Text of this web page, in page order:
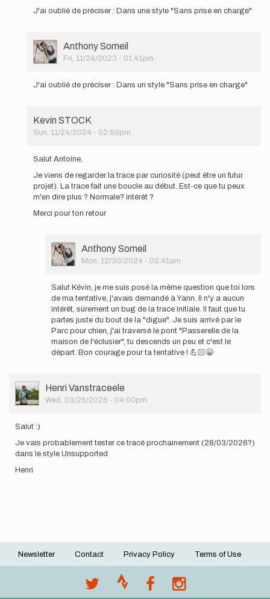
reply
!
Je
vais
ce…
Someil
J'ai oublié de préciser : Dans une style "Sans prise en charge"
User
Picture
Anthony Someil
Fri, 11/24/2023 - 01:41pm
reply
Je
vais
ce…
Anthony
Someil
J'ai oublié de préciser : Dans un style "Sans prise en charge"
Kevin STOCK
Sun, 11/24/2024 - 02:50pm
reply
Salut
!
Je
vais
Anthony
Someil
Salut Antoine,
Je viens de regarder la trace par curiosité (peut être un futur
projet). La trace fait une boucle au début. Est-ce que tu peux
m'en dire plus ? Normale? intérêt ?
Merci pour ton retour
User
Picture
Anthony Someil
Mon, 12/30/2024 - 02:41am
reply
to
Salut
Antoine,
Je
viens
de…
Salut Kévin, je me suis posé la même question que toi lors
de ma tentative, j'avais demandé à Yann. Il n'y a aucun
intérêt, sûrement un bug de la trace initiale. Il faut que tu
partes juste du bout de la "digue". Je suis arrivé par le
Parc pour chien, j'ai traversé le pont "Passerelle de la
maison de l'éclusier", tu descends un peu et c'est le
départ. Bon courage pour ta tentative ! 💪🏻😀
User
Picture
Henri Vanstraceele
Wed, 03/25/2026 - 04:00pm
Salut :)
Je vais probablement tester ce tracé prochainement (28/03/2026?)
dans le style Unsupported
Henri
Footer
Newsletter Contact Privacy Policy Terms of Use